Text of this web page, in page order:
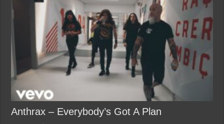
Anthrax – Everybody’s Got A Plan